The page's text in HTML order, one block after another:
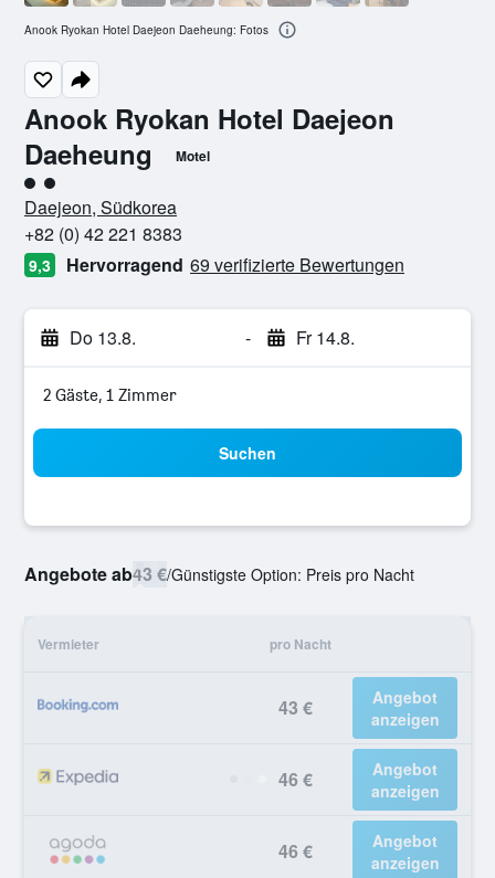
Anook Ryokan Hotel Daejeon
Daeheung
Motel
Bewertungskategorie 2
Daejeon, Südkorea
+82 (0) 42 221 8383
9,3 Hervorragend 69 verifizierte Bewertungen
Do 13.8. - Fr 14.8.
2 Gäste, 1 Zimmer
Suchen
Angebote ab43 €/Günstigste Option: Preis pro Nacht
Vermieter pro Nacht
43 €
Angebot
anzeigen
46 €
Angebot
anzeigen
46 €
Angebot
anzeigen
Anook Ryokan Hotel Daejeon Daeheung: Fotos